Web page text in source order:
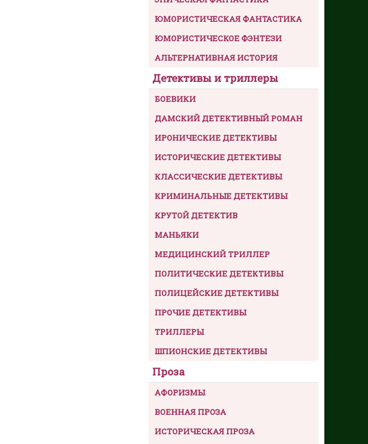
ЮМОРИСТИЧЕСКАЯ ФАНТАСТИКА
ЮМОРИСТИЧЕСКОЕ ФЭНТЕЗИ
АЛЬТЕРНАТИВНАЯ ИСТОРИЯ
Детективы и триллеры
БОЕВИКИ
ДАМСКИЙ ДЕТЕКТИВНЫЙ РОМАН
ИРОНИЧЕСКИЕ ДЕТЕКТИВЫ
ИСТОРИЧЕСКИЕ ДЕТЕКТИВЫ
КЛАССИЧЕСКИЕ ДЕТЕКТИВЫ
КРИМИНАЛЬНЫЕ ДЕТЕКТИВЫ
КРУТОЙ ДЕТЕКТИВ
МАНЬЯКИ
МЕДИЦИНСКИЙ ТРИЛЛЕР
ПОЛИТИЧЕСКИЕ ДЕТЕКТИВЫ
ПОЛИЦЕЙСКИЕ ДЕТЕКТИВЫ
ПРОЧИЕ ДЕТЕКТИВЫ
ТРИЛЛЕРЫ
ШПИОНСКИЕ ДЕТЕКТИВЫ
Проза
АФОРИЗМЫ
ВОЕННАЯ ПРОЗА
ИСТОРИЧЕСКАЯ ПРОЗА